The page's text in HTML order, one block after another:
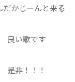
だかじーんと来る
良い歌です
是非！！！